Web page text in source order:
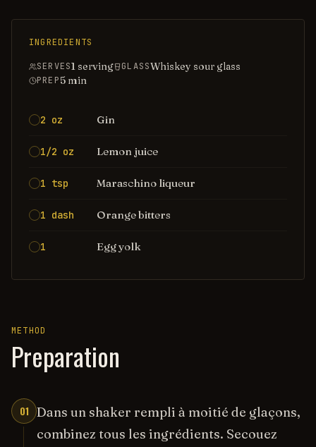
INGREDIENTS
SERVES1 serving GLASSWhiskey sour glass
PREP5min
2 oz Gin
1/2 oz Lemon juice
1 tsp Maraschino liqueur
1 dash Orange bitters
1 Egg yolk
METHOD
Preparation
01 Dans un shaker rempli à moitié de glaçons,
combinez tous les ingrédients. Secouez